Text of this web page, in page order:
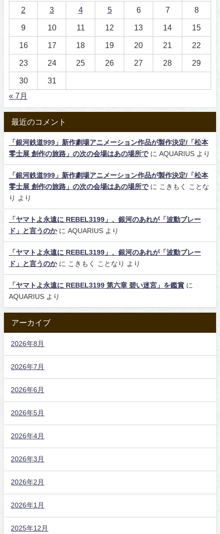
2 3 4 5 6 7 8
9 10 11 12 13 14 15
16 17 18 19 20 21 22
23 24 25 26 27 28 29
30
31
« 7月
最近のコメント
「銀河鉄道999」新作劇場アニメーション作品が製作決定/「松本
零士展 創作の旅路」の次の会場はあの場所でに AQUARIUS より
「銀河鉄道999」新作劇場アニメーション作品が製作決定/「松本
零士展 創作の旅路」の次の会場はあの場所でに
こきもく ことな
り
より
「ヤマトよ永遠に REBEL3199」、銀河のあれが「波動ブレー
ド」と言うのかに AQUARIUS より
「ヤマトよ永遠に REBEL3199」、銀河のあれが「波動ブレー
ド」と言うのかに こきもく ことなり より
「ヤマトよ永遠に REBEL3199 第六章 碧い迷宮」を鑑賞 に
AQUARIUS より
アーカイブ
2026年8月
2026年7月
2026年6月
2026年5月
2026年4月
2026年3月
2026年2月
2026年1月
2025年12月